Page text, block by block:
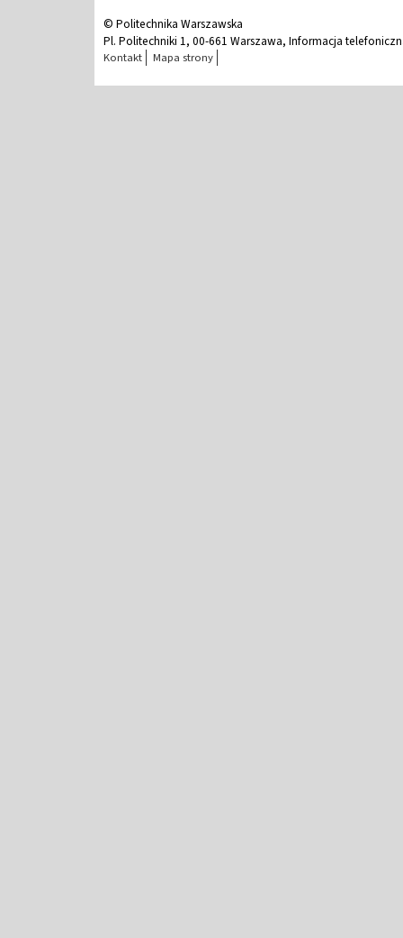
© Politechnika Warszawska
Pl. Politechniki 1, 00-661 Warszawa, Informacja
Kontakt Mapa strony